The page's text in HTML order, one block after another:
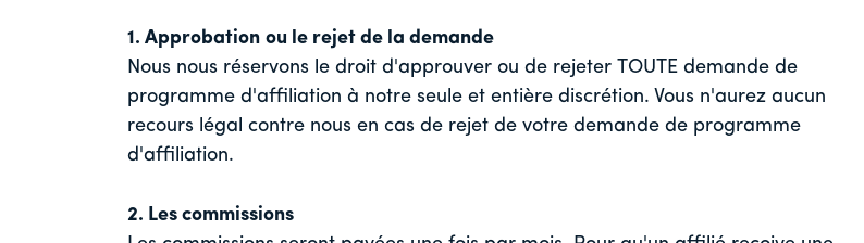
1. Approbation ou le rejet de la demande
Nous nous réservons le droit d'approuver ou de rejeter TOUTE demande de
programme d'affiliation à notre seule et entière discrétion. Vous n'aurez aucun
recours légal contre nous en cas de rejet de votre demande de programme
d'affiliation.
2. Les commissions